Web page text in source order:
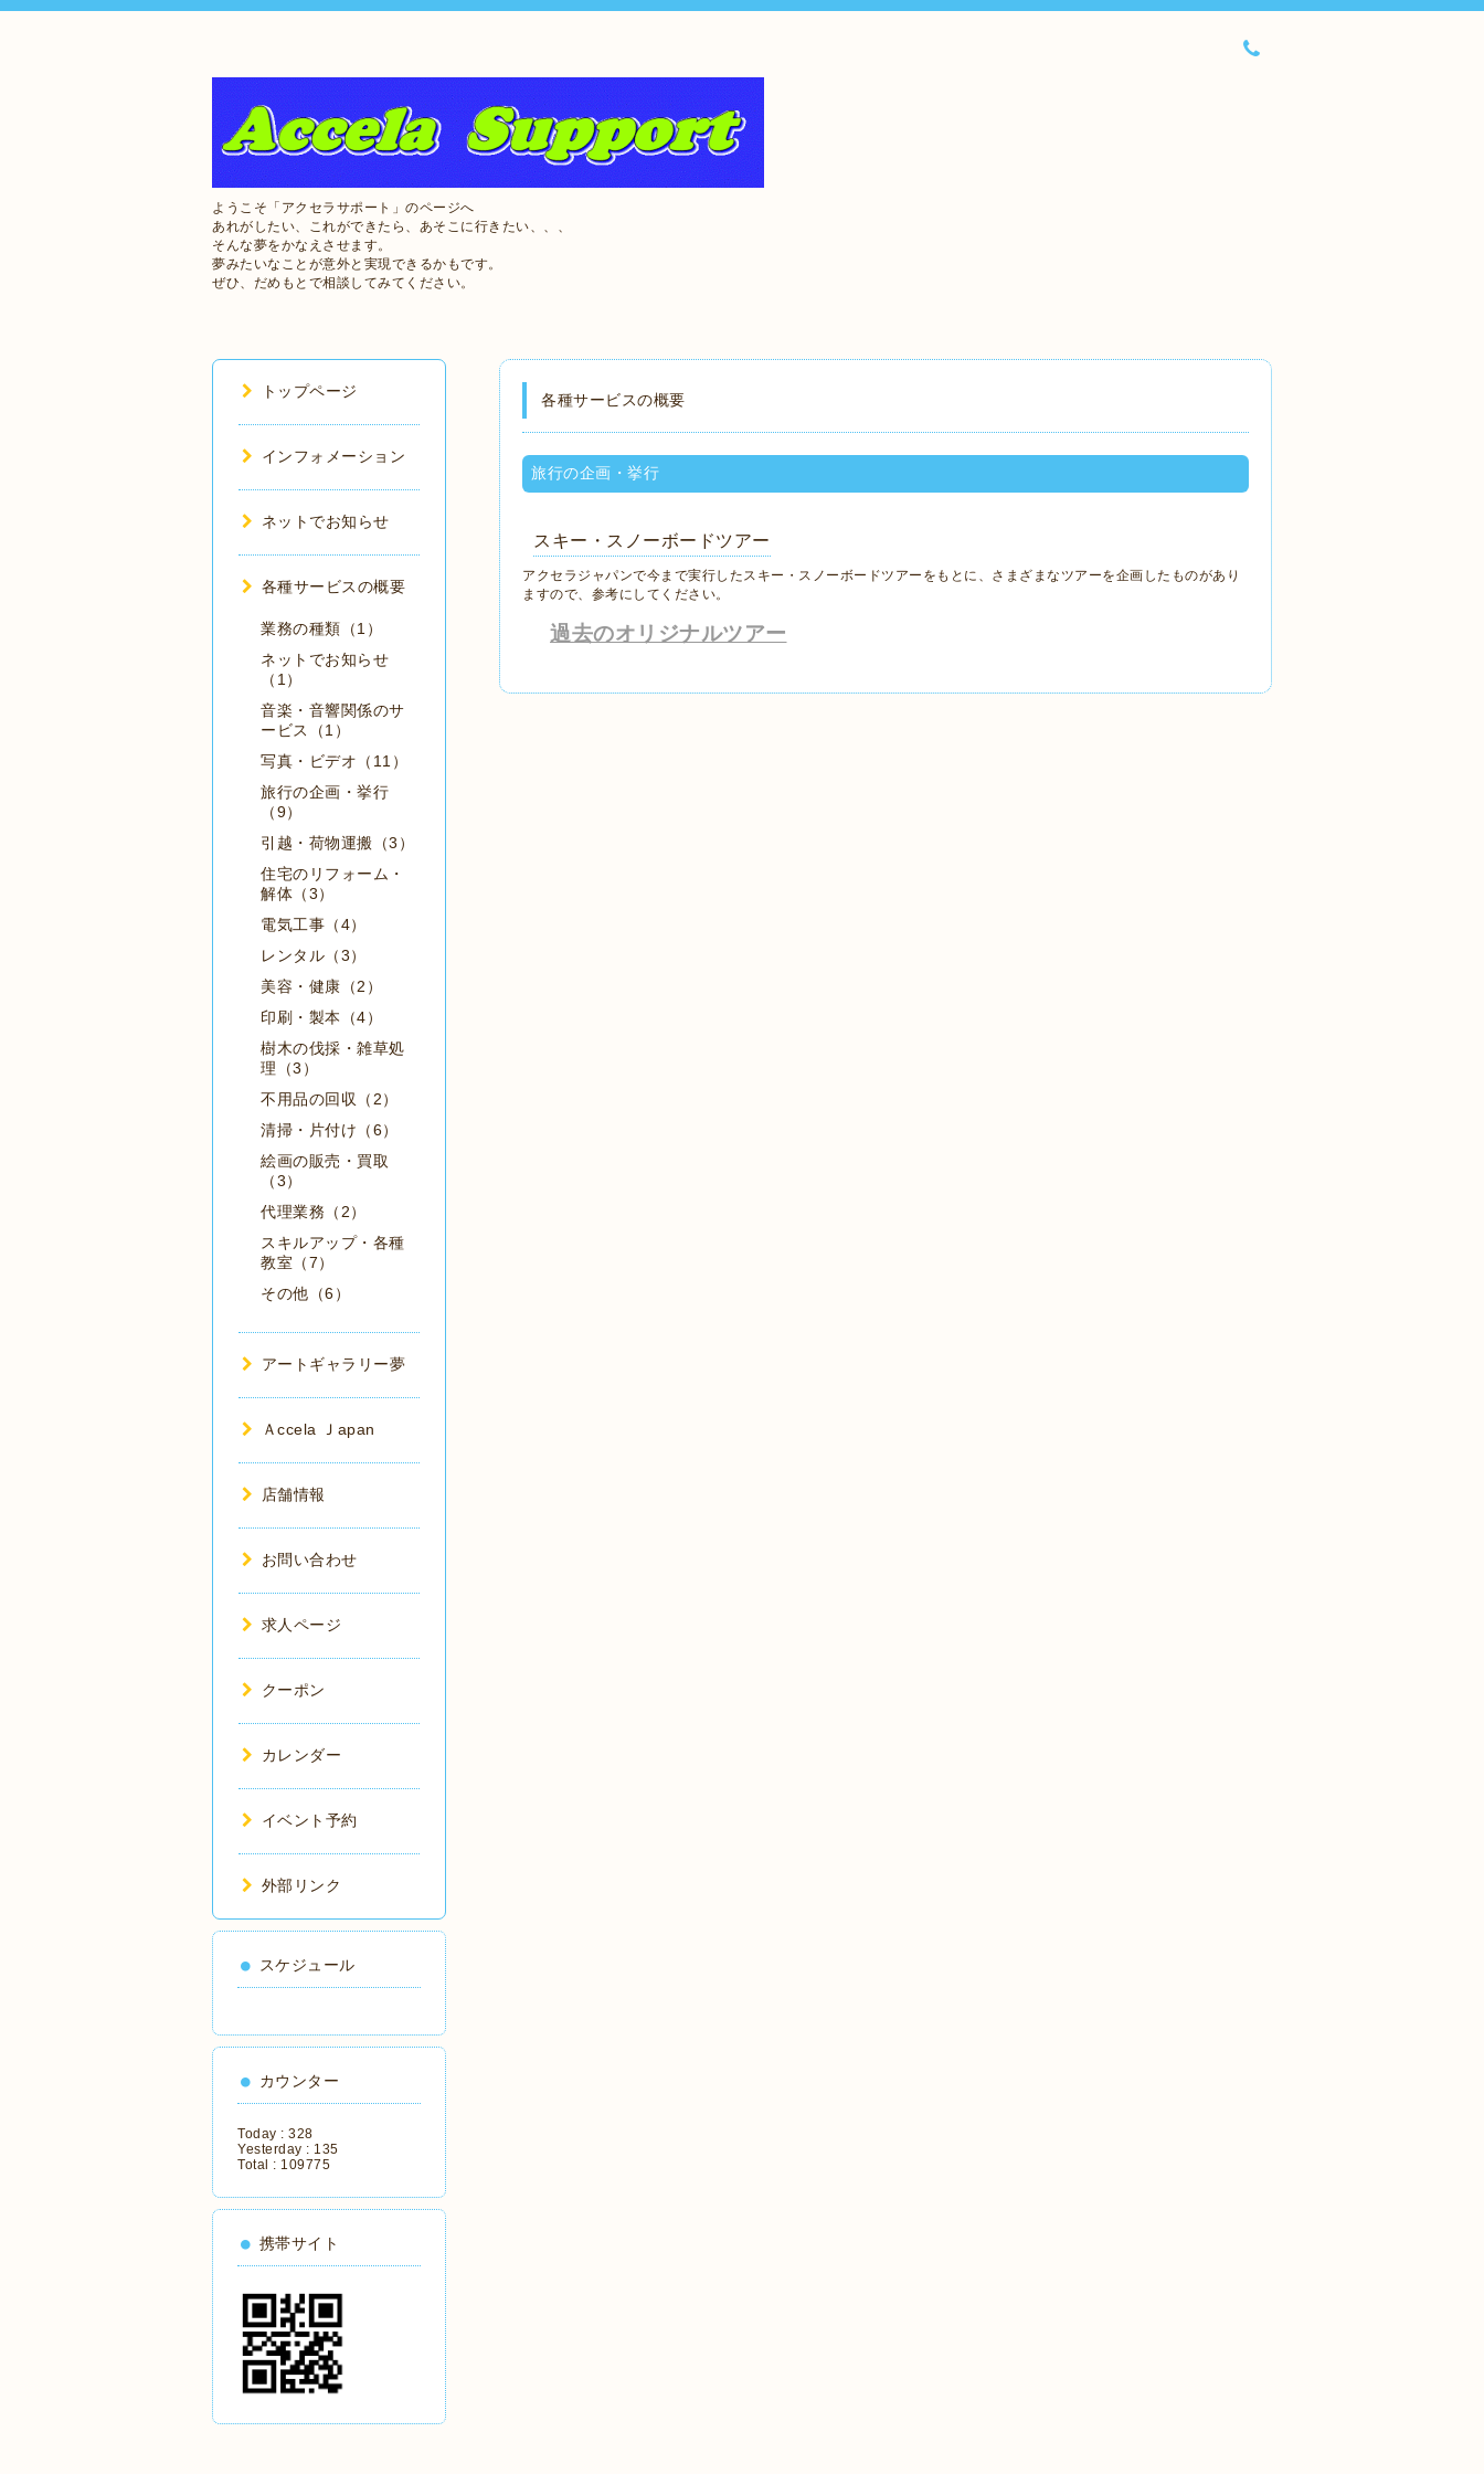
ようこそ「アクセラサポート」のページへ
あれがしたい、これができたら、あそこに行きたい、、、
そんな夢をかなえさせます。
夢みたいなことが意外と実現できるかもです。
ぜひ、だめもとで相談してみてください。
各種サービスの概要
旅行の企画・挙行
スキー・スノーボードツアー
アクセラジャパンで今まで実行したスキー・スノーボードツアーをもとに、さまざまなツアーを企画したものがあり
ますので、参考にしてください。
過去のオリジナルツアー
トップページ
インフォメーション
ネットでお知らせ
各種サービスの概要
業務の種類（1）
ネットでお知らせ
（1）
音楽・音響関係のサ
ービス（1）
写真・ビデオ（11）
旅行の企画・挙行
（9）
引越・荷物運搬（3）
住宅のリフォーム・
解体（3）
電気工事（4）
レンタル（3）
美容・健康（2）
印刷・製本（4）
樹木の伐採・雑草処
理（3）
不用品の回収（2）
清掃・片付け（6）
絵画の販売・買取
（3）
代理業務（2）
スキルアップ・各種
教室（7）
その他（6）
アートギャラリー夢
Ａccela Ｊapan
店舗情報
お問い合わせ
求人ページ
クーポン
カレンダー
イベント予約
外部リンク
スケジュール
カウンター
Today : 328
Yesterday : 135
Total : 109775
携帯サイト